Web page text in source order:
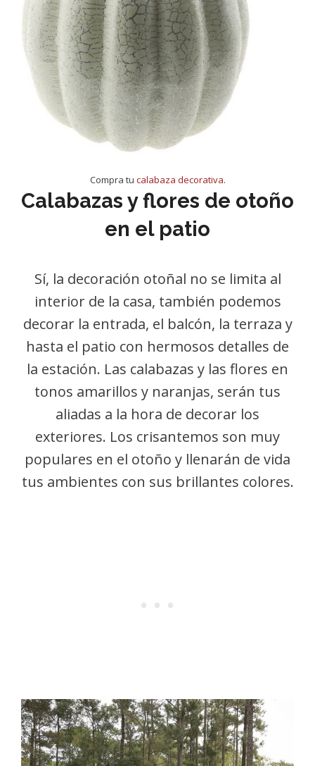
Compra tu calabaza decorativa.
Calabazas y flores de otoño
en el patio
Sí, la decoración otoñal no se limita al
interior de la casa, también podemos
decorar la entrada, el balcón, la terraza y
hasta el patio con hermosos detalles de
la estación. Las calabazas y las flores en
tonos amarillos y naranjas, serán tus
aliadas a la hora de decorar los
exteriores. Los crisantemos son muy
populares en el otoño y llenarán de vida
tus ambientes con sus brillantes colores.